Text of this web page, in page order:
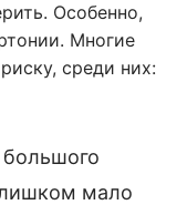
Особенно,
Многие
среди них:
мало